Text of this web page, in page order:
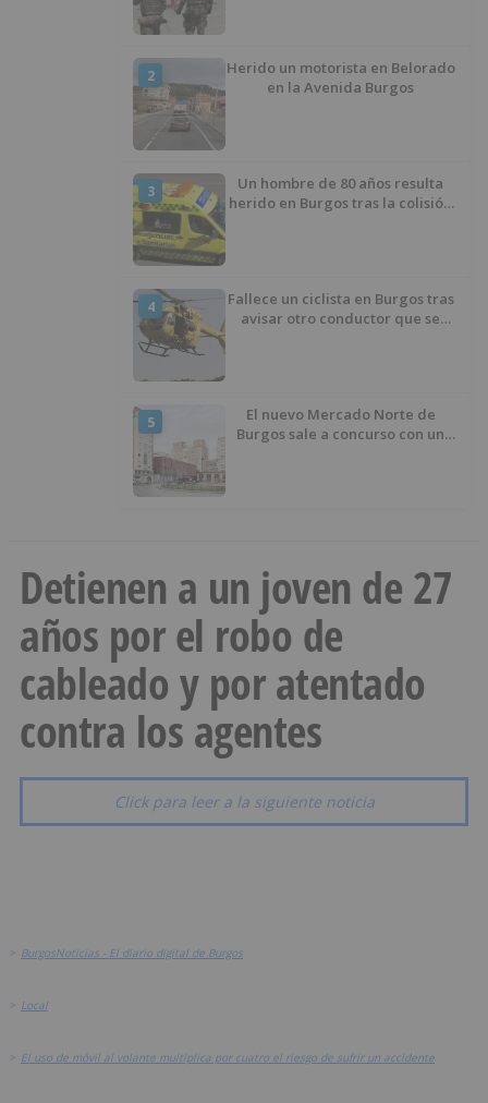
2
Herido un motorista en Belorado
en la Avenida Burgos
3
Un hombre de 80 años resulta
herido en Burgos tras la colisión
4
Fallece un ciclista en Burgos tras
avisar otro conductor que se
5
El nuevo Mercado Norte de
Burgos sale a concurso con un
Detienen a un joven de 27
años por el robo de
cableado y por atentado
contra los agentes
Click para leer a la siguiente noticia
> BurgosNoticias - El diario digital de Burgos
> Local
> El uso de móvil al volante multiplica por cuatro el riesgo de sufrir un accidente